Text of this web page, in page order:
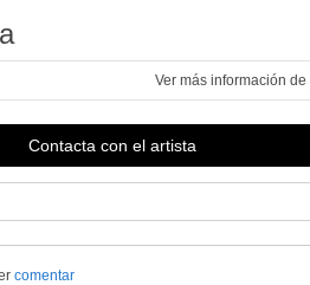
Ver más información de
Contacta con el artista
comentar